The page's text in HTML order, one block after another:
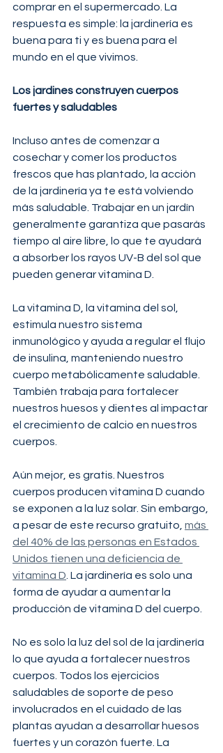
comprar en el supermercado. La
respuesta es simple: la jardinería es
buena para ti y es buena para el
mundo en el que vivimos.
Los jardines construyen cuerpos
fuertes y saludables
Incluso antes de comenzar a
cosechar y comer los productos
frescos que has plantado, la acción
de la jardinería ya te está volviendo
más saludable. Trabajar en un jardín
generalmente garantiza que pasarás
tiempo al aire libre, lo que te ayudará
a absorber los rayos UV-B del sol que
pueden generar vitamina D.
La vitamina D, la vitamina del sol,
estimula nuestro sistema
inmunológico y ayuda a regular el flujo
de insulina, manteniendo nuestro
cuerpo metabólicamente saludable.
También trabaja para fortalecer
nuestros huesos y dientes al impactar
el crecimiento de calcio en nuestros
cuerpos.
Aún mejor, es gratis. Nuestros
cuerpos producen vitamina D cuando
se exponen a la luz solar. Sin embargo,
a pesar de este recurso gratuito, más
del 40% de las personas en Estados
Unidos tienen una deficiencia de
vitamina D. La jardinería es solo una
forma de ayudar a aumentar la
producción de vitamina D del cuerpo.
No es solo la luz del sol de la jardinería
lo que ayuda a fortalecer nuestros
cuerpos. Todos los ejercicios
saludables de soporte de peso
involucrados en el cuidado de las
plantas ayudan a desarrollar huesos
fuertes y un corazón fuerte. La